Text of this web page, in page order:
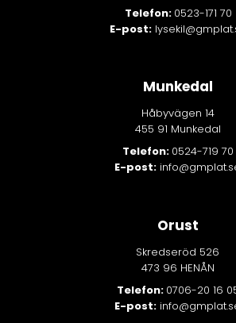
Telefon: 0523-171 70
E-post:
Munkedal
Håbyvägen 14
455 91 Munkedal
Telefon: 0524-719 70
E-post:
Orust
Skredseröd 526
473 96 HENÅN
Telefon: 0706-20 16
E-post: